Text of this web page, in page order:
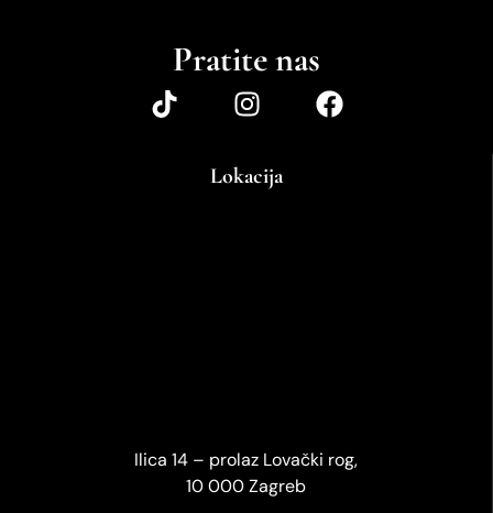
Pratite nas
Lokacija
Ilica 14 – prolaz Lovački rog,
10 000 Zagreb